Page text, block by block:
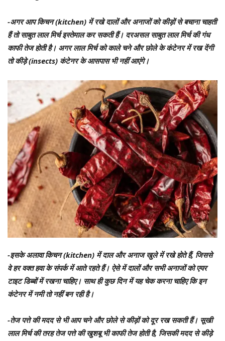
-अगर आप किचन (kitchen) में रखे दालों और अनाजों को कीड़ों से बचाना चाहती
हैं तो साबुत लाल मिर्च इस्तेमाल कर सकती हैं। दरअसल साबुत लाल मिर्च की गंध
काफी तेज होती है। अगर लाल मिर्च को काले चने और छोले के कंटेनर में रख देंगी
तो कीड़े (insects) कंटेनर के आसपास भी नहीं आएंगे।
-इसके अलावा किचन (kitchen) में दाल और अनाज खुले में रखे होते हैं, जिससे
वे हर वक्त हवा के संपर्क में आते रहते हैं। ऐसे में दालों और सभी अनाजों को एयर
टाइट डिब्बों में रखना चाहिए। साथ ही कुछ दिन में यह चेक करना चाहिए कि इन
कंटेनर में नमी तो नहीं बन रही है।
-तेज पत्ते की मदद से भी आप चने और छोले से कीड़ों को दूर रख सकती हैं। सूखी
लाल मिर्च की तरह तेज पत्ते की खुशबू भी काफी तेज होती है, जिसकी मदद से कीड़े